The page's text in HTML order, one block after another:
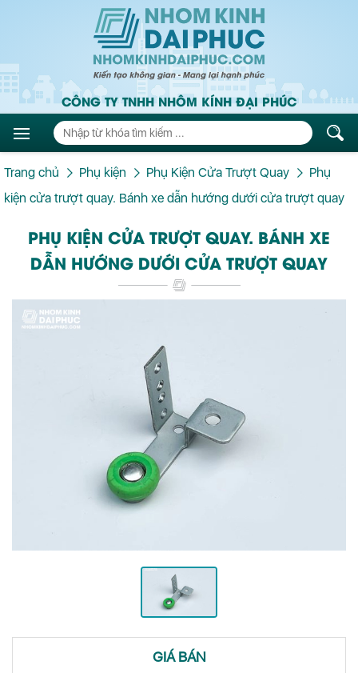
CÔNG TY TNHH NHÔM KÍNH ĐẠI PHÚC
Trang chủ Phụ kiện Phụ Kiện Cửa Trượt Quay
Phụ
kiện cửa trượt quay. Bánh xe dẫn hướng dưới cửa trượt quay
PHỤ KIỆN CỬA TRƯỢT QUAY. BÁNH XE
DẪN HƯỚNG DƯỚI CỬA TRƯỢT QUAY
GIÁ BÁN